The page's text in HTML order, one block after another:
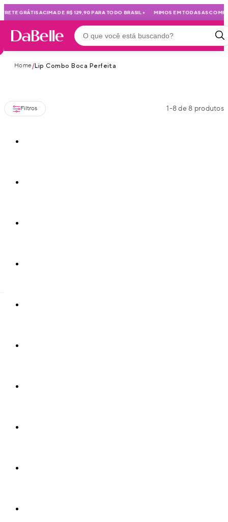
GRÁTIS ACIMA DE R$ 129,90 PARA TODO BRASIL• MIMOS EM TODAS AS
Home /Lip Combo Boca Perfeita
Filtros 1-8de 8 produtos